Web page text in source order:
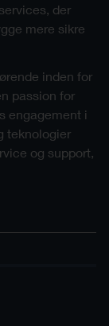
der
mere sikre
inden for
passion for
engagement i
teknologier
og support,